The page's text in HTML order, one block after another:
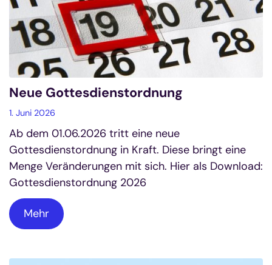
Neue Gottesdienstordnung
1. Juni 2026
Ab dem 01.06.2026 tritt eine neue
Gottesdienstordnung in Kraft. Diese bringt eine
Menge Veränderungen mit sich. Hier als Download:
Gottesdienstordnung 2026
Mehr